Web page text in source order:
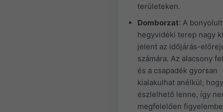
területeken.
Domborzat: A bonyolult
hegyvidéki terep nagy
jelent az időjárás-
számára. Az alacsony
és a csapadék gyorsan
kialakulhat anélkül, hogy
észlelhető lenne, így
megfelelően figyelembe